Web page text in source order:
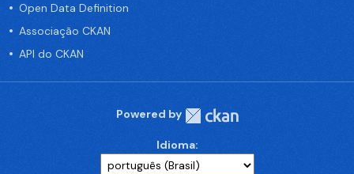
Open Data Definition
Associação CKAN
API do CKAN
Powered by
Idioma